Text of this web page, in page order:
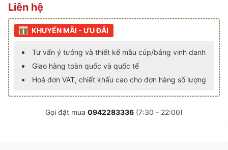
Liên hệ
KHUYẾN MÃI - ƯU ĐÃI
Tư vấn ý tưởng và thiết kế mẫu cúp/bảng vinh danh
Giao hàng toàn quốc và quốc tế
Hoá đơn VAT, chiết khấu cao cho đơn hàng số lượng
Gọi đặt mua 0942283336 (7:30 - 22:00)